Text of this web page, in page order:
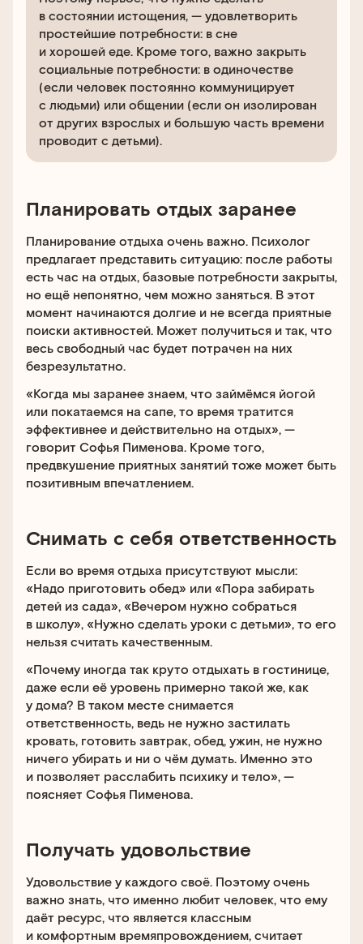
в состоянии истощения, — удовлетворить
простейшие потребности: в сне
и хорошей еде. Кроме того, важно закрыть
социальные потребности: в одиночестве
(если человек постоянно коммуницирует
с людьми) или общении (если он изолирован
от других взрослых и большую часть времени
проводит с детьми).
Планировать отдых заранее
Планирование отдыха очень важно. Психолог
предлагает представить ситуацию: после работы
есть час на отдых, базовые потребности закрыты,
но ещё непонятно, чем можно заняться. В этот
момент начинаются долгие и не всегда приятные
поиски активностей. Может получиться и так, что
весь свободный час будет потрачен на них
безрезультатно.
«Когда мы заранее знаем, что займёмся йогой
или покатаемся на сапе, то время тратится
эффективнее и действительно на отдых», —
говорит Софья Пименова. Кроме того,
предвкушение приятных занятий тоже может быть
позитивным впечатлением.
Снимать с себя ответственность
Если во время отдыха присутствуют мысли:
«Надо приготовить обед» или «Пора забирать
детей из сада», «Вечером нужно собраться
в школу», «Нужно сделать уроки с детьми», то его
нельзя считать качественным.
«Почему иногда так круто отдыхать в гостинице,
даже если её уровень примерно такой же, как
у дома? В таком месте снимается
ответственность, ведь не нужно застилать
кровать, готовить завтрак, обед, ужин, не нужно
ничего убирать и ни о чём думать. Именно это
и позволяет расслабить психику и тело», —
поясняет Софья Пименова.
Получать удовольствие
Удовольствие у каждого своё. Поэтому очень
важно знать, что именно любит человек, что ему
даёт ресурс, что является классным
и комфортным времяпровождением, считает